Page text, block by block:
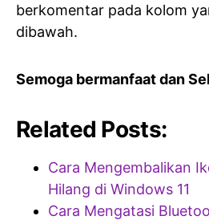
berkomentar pada kolom
dibawah.
Semoga bermanfaat dan
Related Posts:
Cara Mengembalikan
Hilang di Windows 11
Cara Mengatasi